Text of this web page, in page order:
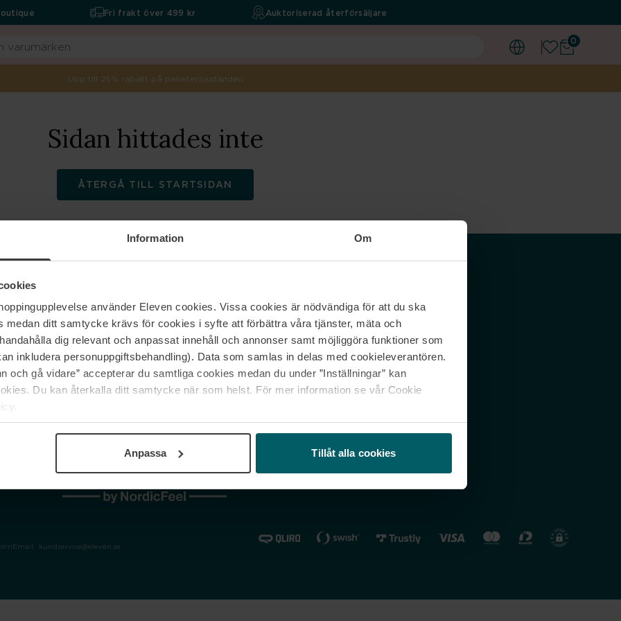
Information Om
använder Eleven cookies. Vissa cookies är nödvändiga för att du ska
medan ditt samtycke krävs för cookies i syfte att förbättra våra tjänster, mäta och
dig relevant och anpassat innehåll och annonser samt möjliggöra funktioner som
inkludera personuppgiftsbehandling). Data som samlas in delas med cookieleverantören.
och gå vidare” accepterar du samtliga cookies medan du under ”Inställningar” kan
Du kan återkalla ditt samtycke när som helst. För mer information se vår Cookie
Anpassa Tillåt alla cookies
0
Fri frakt över 499 kr Auktoriserad återförsäljare
Upp till 25% rabatt på paketerbjudanden
Sidan hittades inte
ÅTERGÅ TILL STARTSIDAN
Om oss
Jobba hos oss
Våra varumärken
Kontakta oss
Vanliga frågor & svar
Spåra min beställning
reklamationer
Nordicfeel SE
Nordicfeel FI
Nordicfeel NO
Email: kundservice@eleven.se